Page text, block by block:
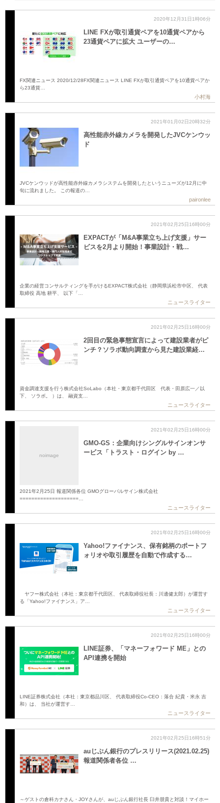
2020年12月31日1時06分
LINE FXが取引通貨ペアを10通貨ペアから
23通貨ペアに拡大 ユーザーの…
FX関連ニュース 2020/12/28FX関連ニュース LINE FXが取引通貨ペアを10通貨ペアか
ら23通貨…
小村海
2021年01月02日20時32分
高性能赤外線カメラを開発したJVCケンウッ
ド
JVCケンウッドが高性能赤外線カメラシステムを開発したというニューズが12月に中
旬に流れました。 この報道の…
paironlee
2021年02月25日16時00分
EXPACTが「M&A事業立ち上げ支援」サー
ビスを2月より開始！事業設計・戦…
企業の経営コンサルティングを手がけるEXPACT株式会社（静岡県浜松市中区、 代表
取締役 高地 耕平、 以下「…
ニュースライター
2021年02月25日16時00分
2回目の緊急事態宣言によって建設業者がピ
ンチ？ソラボ動向調査から見た建設業経…
資金調達支援を行う株式会社SoLabo（本社・東京都千代田区 代表・田原広一／以
下、 ソラボ。 ）は、 融資支…
ニュースライター
noimage
2021年02月25日16時00分
GMO-GS：企業向けシングルサインオンサ
ービス「トラスト・ログイン by …
2021年2月25日 報道関係各位 GMOグローバルサイン株式会社
====================…
ニュースライター
2021年02月25日16時00分
Yahoo!ファイナンス、保有銘柄のポートフ
ォリオや取引履歴を自動で作成する…
ヤフー株式会社（本社：東京都千代田区、 代表取締役社長：川邊健太郎）が運営す
る「Yahoo!ファイナンス」ア…
ニュースライター
2021年02月25日16時00分
LINE証券、「マネーフォワード ME」との
API連携を開始
LINE証券株式会社（本社：東京都品川区、 代表取締役Co-CEO：落合 紀貴・米永 吉
和）は、 当社が運営す…
ニュースライター
2021年02月25日16時51分
auじぶん銀行のプレスリリース(2021.02.25)
報道関係者各位 …
～ゲストの倉科カナさん・JOYさんが、auじぶん銀行社長 臼井朋貴と対談！マイホー